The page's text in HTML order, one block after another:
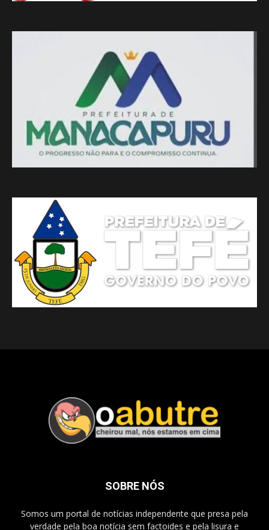
SOBRE NÓS
Somos um portal de notícias independente que presa pela
verdade pela boa notícia sem factoides e pela lisura e